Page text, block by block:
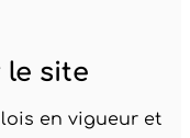
site
en vigueur et